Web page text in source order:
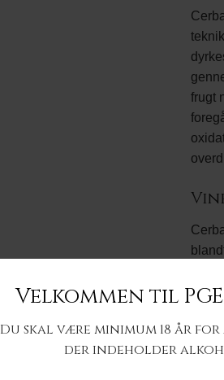
Velkommen til
Du skal være minimum 18 år
der indeholder
frugt
vine